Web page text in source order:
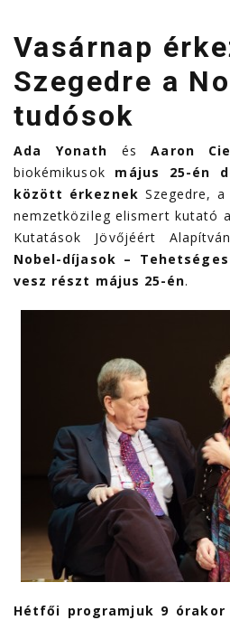
Vasárnap
Szegedre a
tudósok
Ada Yonath ésAaron
biokémikusok május 25-én
között érkeznek Szegedre,
nemzetközileg elismert kutató
Kutatások Jövőjéért
Nobel-díjasok –
vesz részt május 25-én.
Hétfői programjuk 9 órakor